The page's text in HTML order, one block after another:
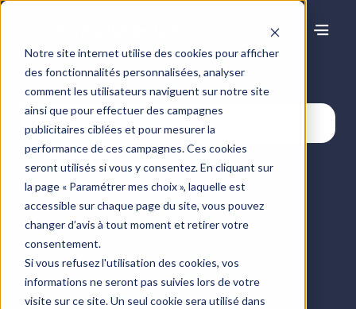
Notre site internet utilise des cookies pour afficher
des fonctionnalités personnalisées, analyser
comment les utilisateurs naviguent sur notre site
ainsi que pour effectuer des campagnes
publicitaires ciblées et pour mesurer la
performance de ces campagnes. Ces cookies
seront utilisés si vous y consentez. En cliquant sur
la page « Paramétrer mes choix », laquelle est
accessible sur chaque page du site, vous pouvez
changer d’avis à tout moment et retirer votre
consentement.
Si vous refusez l'utilisation des cookies, vos
informations ne seront pas suivies lors de votre
visite sur ce site. Un seul cookie sera utilisé dans
Centre de ressources